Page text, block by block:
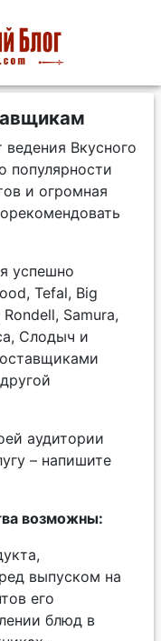
Вкусного
популярности
и огромная
успешно
Tefal, Big
Samura,
Слодыч и
аудитории
– напишите
возможны:
выпуском на
его
блюд в